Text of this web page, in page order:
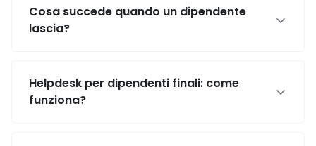
Cosa succede quando un dipendente
lascia?
Helpdesk per dipendenti finali: come
funziona?